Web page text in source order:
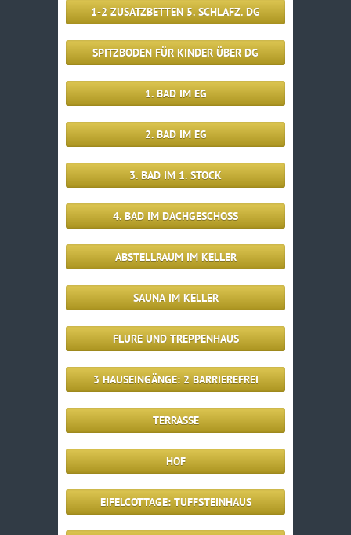
1-2 ZUSATZBETTEN 5. SCHLAFZ. DG
SPITZBODEN FÜR KINDER ÜBER DG
1. BAD IM EG
2. BAD IM EG
3. BAD IM 1. STOCK
4. BAD IM DACHGESCHOSS
ABSTELLRAUM IM KELLER
SAUNA IM KELLER
FLURE UND TREPPENHAUS
3 HAUSEINGÄNGE: 2 BARRIEREFREI
TERRASSE
HOF
EIFELCOTTAGE: TUFFSTEINHAUS